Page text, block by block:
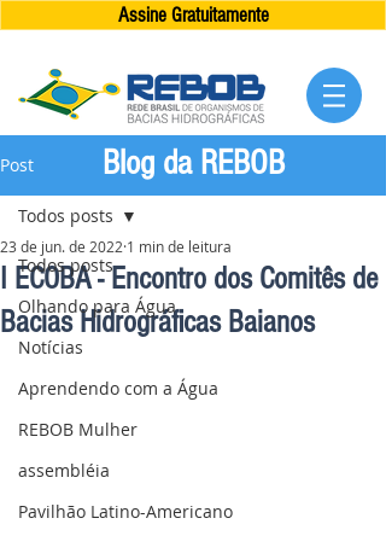
Assine Gratuitamente
Post
Todos posts
Olhando para Água
Notícias
Aprendendo com a Água
REBOB Mulher
assembléia
Pavilhão Latino-Americano
Todos posts
I ECOBA - Encontro dos Comitês de
Bacias Hidrográficas Baianos
23 de jun. de 2022 1 min de leitura
Blog da REBOB